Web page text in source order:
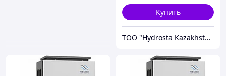
Купить
TOO "Hydrosta Kazakhstan"